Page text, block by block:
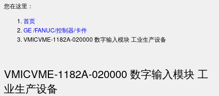
您在这里：
首页
GE /FANUC/控制器/卡件
VMICVME-1182A-020000 数字输入模块 工业生产设备
VMICVME-1182A-020000 数字输入模块 工
业生产设备